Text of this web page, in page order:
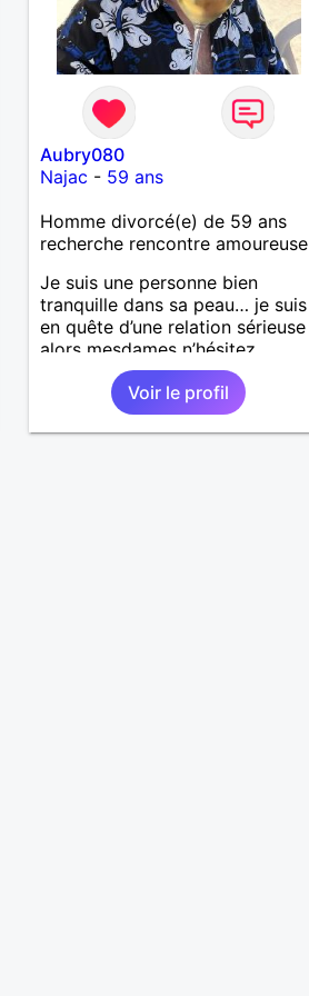
Aubry080
Najac - 59 ans
Homme divorcé(e) de 59 ans
recherche rencontre amoureuse
Je suis une personne bien
tranquille dans sa peau… je suis
en quête d’une relation sérieuse
alors mesdames n’hésitez
surtout pas ! Au plaisir de vous
Voir le profil